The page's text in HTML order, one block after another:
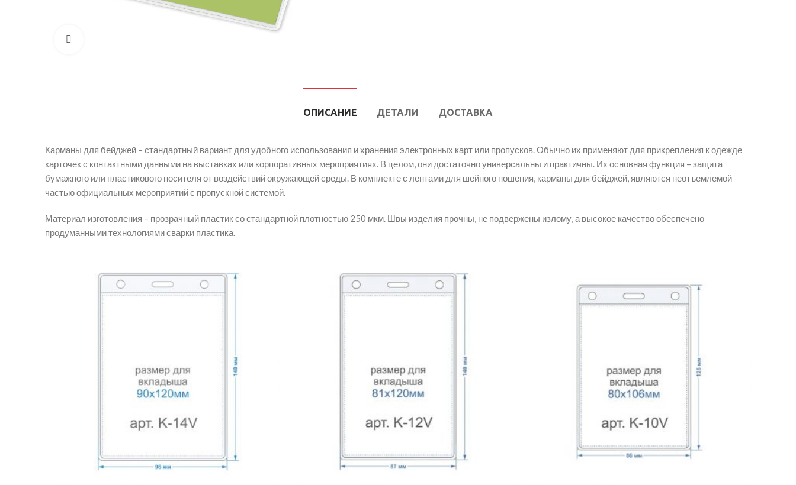
ОПИСАНИЕ ДЕТАЛИ ДОСТАВКА
Карманы для бейджей – стандартный вариант для удобного использования и хранения электронных карт или пропусков. Обычно их применяют для прикрепления к одежде
карточек с контактными данными на выставках или корпоративных мероприятиях. В целом, они достаточно универсальны и практичны. Их основная функция – защита
бумажного или пластикового носителя от воздействий окружающей среды. В комплекте с лентами для шейного ношения, карманы для бейджей, являются неотъемлемой
частью официальных мероприятий с пропускной системой.
Материал изготовления – прозрачный пластик со стандартной плотностью 250 мкм. Швы изделия прочны, не подвержены излому, а высокое качество обеспечено
продуманными технологиями сварки пластика.